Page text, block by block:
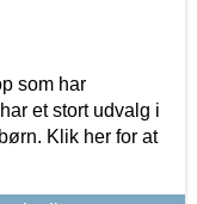
som har
et stort udvalg i
Klik her for at